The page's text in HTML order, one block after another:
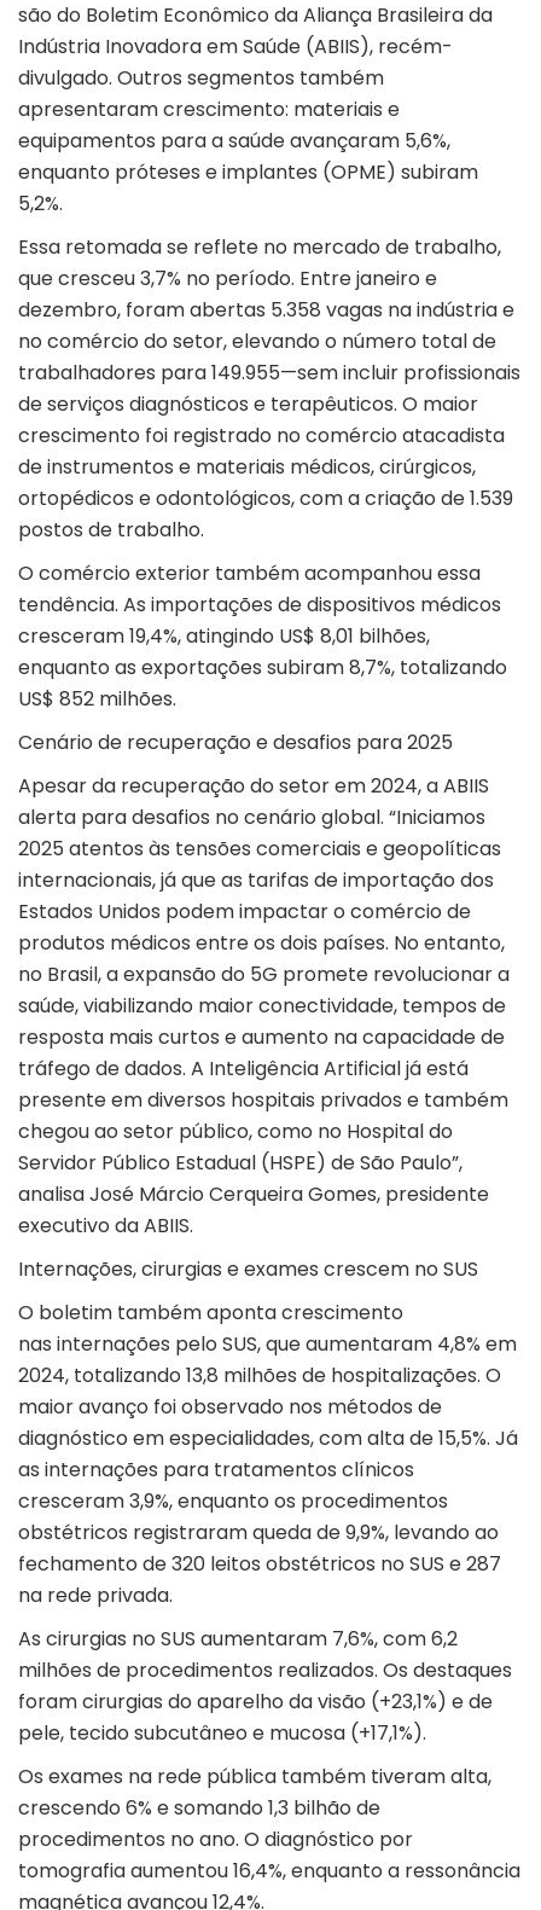
são do Boletim Econômico da Aliança Brasileira da
Indústria Inovadora em Saúde (ABIIS), recém-
divulgado. Outros segmentos também
apresentaram crescimento: materiais e
equipamentos para a saúde avançaram 5,6%,
enquanto próteses e implantes (OPME) subiram
5,2%.
Essa retomada se reflete no mercado de trabalho,
que cresceu 3,7% no período. Entre janeiro e
dezembro, foram abertas 5.358 vagas na indústria e
no comércio do setor, elevando o número total de
trabalhadores para 149.955—sem incluir profissionais
de serviços diagnósticos e terapêuticos. O maior
crescimento foi registrado no comércio atacadista
de instrumentos e materiais médicos, cirúrgicos,
ortopédicos e odontológicos, com a criação de 1.539
postos de trabalho.
O comércio exterior também acompanhou essa
tendência. As importações de dispositivos médicos
cresceram 19,4%, atingindo US$ 8,01 bilhões,
enquanto as exportações subiram 8,7%, totalizando
US$ 852 milhões.
Cenário de recuperação e desafios para 2025
Apesar da recuperação do setor em 2024, a ABIIS
alerta para desafios no cenário global. “Iniciamos
2025 atentos às tensões comerciais e geopolíticas
internacionais, já que as tarifas de importação dos
Estados Unidos podem impactar o comércio de
produtos médicos entre os dois países. No entanto,
no Brasil, a expansão do 5G promete revolucionar a
saúde, viabilizando maior conectividade, tempos de
resposta mais curtos e aumento na capacidade de
tráfego de dados. A Inteligência Artificial já está
presente em diversos hospitais privados e também
chegou ao setor público, como no Hospital do
Servidor Público Estadual (HSPE) de São Paulo”,
analisa José Márcio Cerqueira Gomes, presidente
executivo da ABIIS.
Internações, cirurgias e exames crescem no SUS
O boletim também aponta crescimento
nas internações pelo SUS, que aumentaram 4,8% em
2024, totalizando 13,8 milhões de hospitalizações. O
maior avanço foi observado nos métodos de
diagnóstico em especialidades, com alta de 15,5%. Já
as internações para tratamentos clínicos
cresceram 3,9%, enquanto os procedimentos
obstétricos registraram queda de 9,9%, levando ao
fechamento de 320 leitos obstétricos no SUS e 287
na rede privada.
As cirurgias no SUS aumentaram 7,6%, com 6,2
milhões de procedimentos realizados. Os destaques
foram cirurgias do aparelho da visão (+23,1%) e de
pele, tecido subcutâneo e mucosa (+17,1%).
Os exames na rede pública também tiveram alta,
crescendo 6% e somando 1,3 bilhão de
procedimentos no ano. O diagnóstico por
tomografia aumentou 16,4%, enquanto a ressonância
magnética avançou 12,4%.